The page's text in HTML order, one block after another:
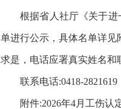
根据省人社厅《关于
单进行公示，具体名单详见
求是，电话应署真实姓名和
联系电话:0418-2821619
附件:2026年4月工伤认